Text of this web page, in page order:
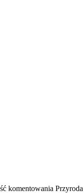
komentowania